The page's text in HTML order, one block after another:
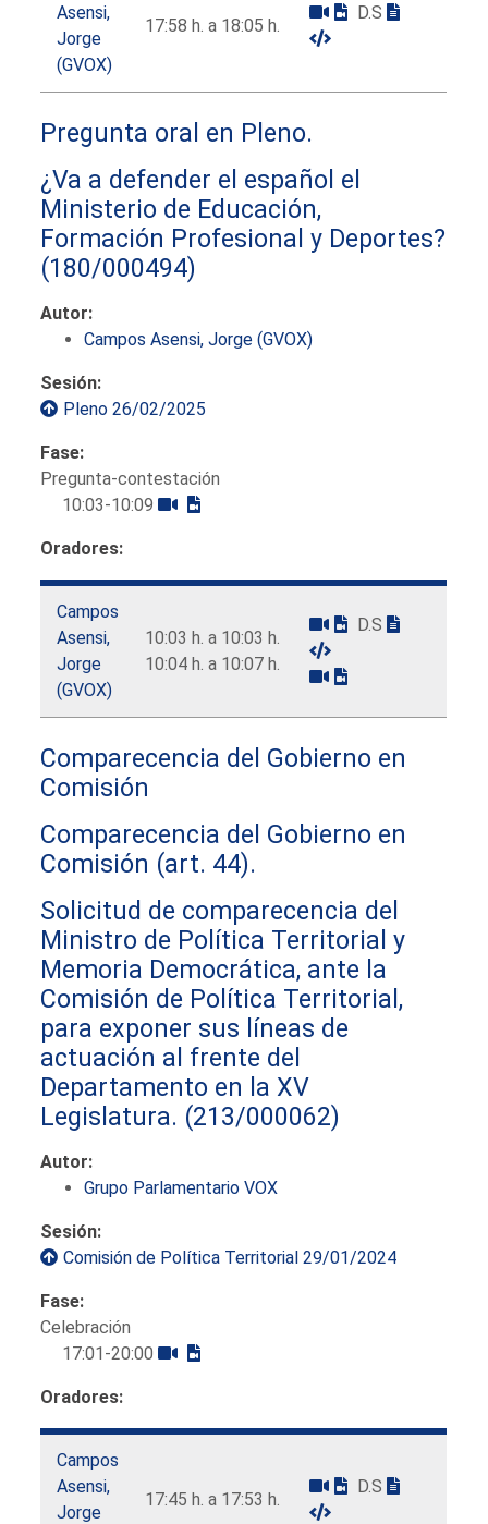
Asensi,
Jorge
(GVOX)
17:58 h. a 18:05 h.
D.S
Pregunta oral en Pleno.
¿Va a defender el español el
Ministerio de Educación,
Formación Profesional y Deportes?
(180/000494)
Autor:
Campos Asensi, Jorge (GVOX)
Sesión:
Pleno 26/02/2025
Fase:
Pregunta-contestación
10:03-10:09
Oradores:
Campos
Asensi,
Jorge
(GVOX)
10:03 h. a 10:03 h.
10:04 h. a 10:07 h.
D.S
Comparecencia del Gobierno en
Comisión
Comparecencia del Gobierno en
Comisión (art. 44).
Solicitud de comparecencia del
Ministro de Política Territorial y
Memoria Democrática, ante la
Comisión de Política Territorial,
para exponer sus líneas de
actuación al frente del
Departamento en la XV
Legislatura. (213/000062)
Autor:
Grupo Parlamentario VOX
Sesión:
Comisión de Política Territorial 29/01/2024
Fase:
Celebración
17:01-20:00
Oradores:
Campos
Asensi,
Jorge
17:45 h. a 17:53 h.
D.S